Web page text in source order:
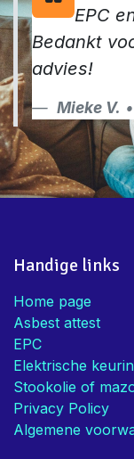
EPC
Bedankt
advies!
Mieke V.
Handige links
Home page
Asbest attest
EPC
Elektrische
Stookolie of
Privacy Policy
Algemene